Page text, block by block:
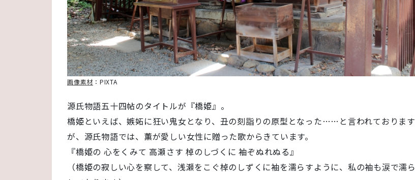
画像素材 ：PIXTA
源氏物語五十四帖のタイトルが『橋姫』。
橋姫といえば、嫉妬に狂い鬼女となり、丑の刻詣りの原型となった……と言われております
が、源氏物語では、薫が愛しい女性に贈った歌からきています。
『橋姫の 心をくみて 高瀬さす 棹のしづくに 袖ぞぬれぬる』
（橋姫の寂しい心を察して、浅瀬をこぐ棹のしずくに袖を濡らすように、私の袖も涙で濡ら